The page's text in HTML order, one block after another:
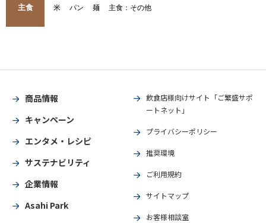
主食 米 パン 麺 主食：その他
商品情報
キャンペーン
エンタメ・レシピ
サステナビリティ
企業情報
Asahi Park
飲食店様向けサイト「ご繁盛サポ
ートネット」
プライバシーポリシー
推奨環境
ご利用規約
サイトマップ
お客様相談室